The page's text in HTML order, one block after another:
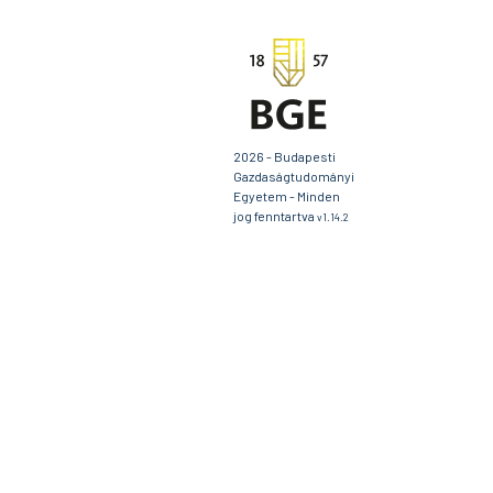
2026 - Budapesti
Gazdaságtudományi
Egyetem - Minden
jog fenntartva v1.14.2